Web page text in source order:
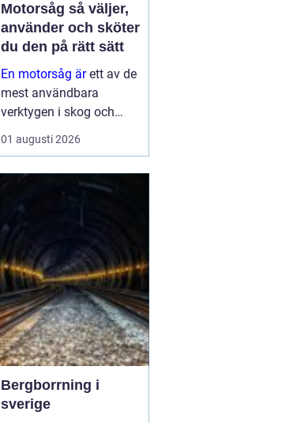
Motorsåg så väljer,
använder och sköter
du den på rätt sätt
En motorsåg ärett av de
mest användbara
verktygen i skog och
trädgård. Den sparar tid,
gör tunga jobb möjliga
avgörande del av både
yrkesliv och fritid.
Samtidigt kräver
verktyget respekt, kun...
01 augusti 2026
Bergborrning i
sverige